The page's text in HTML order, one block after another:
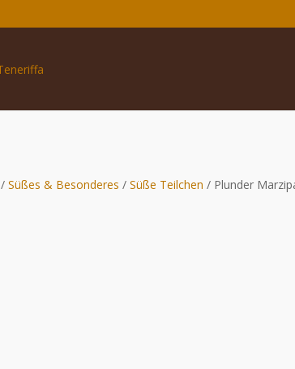
/Süßes & Besonderes /Süße Teilchen / Plunder